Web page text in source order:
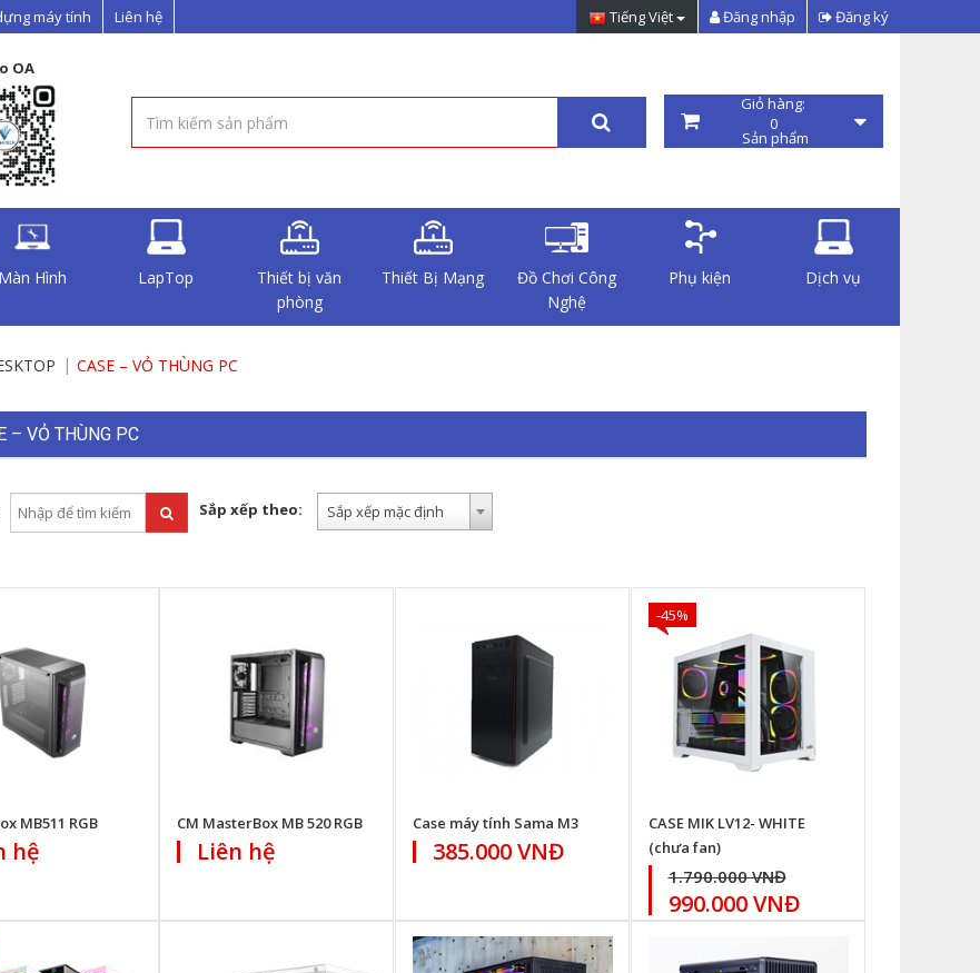
máy tính Liên hệ Tiếng Việt Đăng nhập Đăng ký
OA
Giỏ hàng:
0
Sản phẩm
Màn Hình LapTop
Thiết bị văn
phòng
Thiết Bị Mạng
Đồ Chơi Công
Nghệ
Phụ kiện Dịch vụ
CASE – VỎ THÙNG PC
– VỎ THÙNG PC
Sắp xếp theo: Sắp xếp mặc định
MB511 RGB
hệ
CM MasterBox MB 520 RGB
Liên hệ
Case máy tính Sama M3
385.000 VNĐ
-45%
CASE MIK LV12- WHITE
(chưa fan)
1.790.000 VNĐ
990.000 VNĐ